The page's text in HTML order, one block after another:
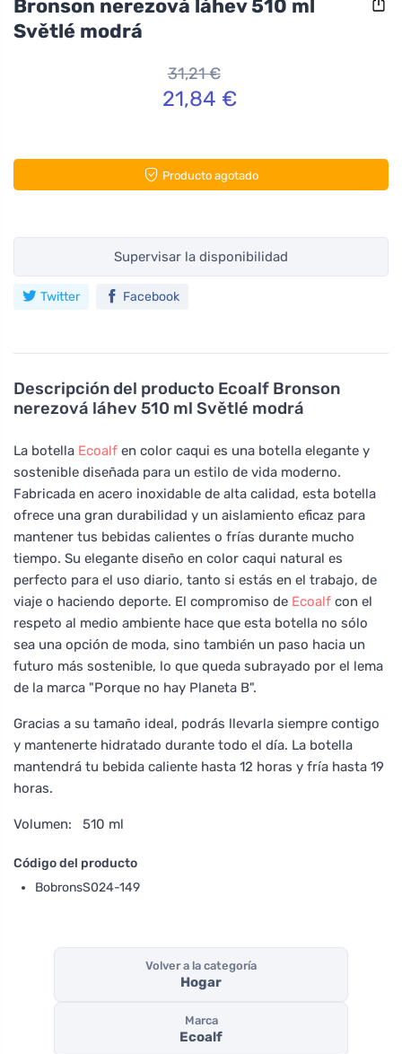
Descripción del producto Ecoalf Bronson
nerezová láhev 510 ml Světlé modrá
La botella Ecoalf en color caqui es una botella elegante y
sostenible diseñada para un estilo de vida moderno.
Fabricada en acero inoxidable de alta calidad, esta botella
ofrece una gran durabilidad y un aislamiento eficaz para
mantener tus bebidas calientes o frías durante mucho
tiempo. Su elegante diseño en color caqui natural es
perfecto para el uso diario, tanto si estás en el trabajo, de
viaje o haciendo deporte. El compromiso de Ecoalf con el
respeto al medio ambiente hace que esta botella no sólo
sea una opción de moda, sino también un paso hacia un
futuro más sostenible, lo que queda subrayado por el lema
de la marca "Porque no hay Planeta B".
Gracias a su tamaño ideal, podrás llevarla siempre contigo
y mantenerte hidratado durante todo el día. La botella
mantendrá tu bebida caliente hasta 12 horas y fría hasta 19
horas.
Volumen: 510 ml
Código del producto
BobronsS024-149
Bronson nerezová láhev 510 ml
Světlé modrá
31,21 €
21,84 €
Producto agotado
Supervisar la disponibilidad
Twitter Facebook
Volver a la categoría
Hogar
Marca
Ecoalf